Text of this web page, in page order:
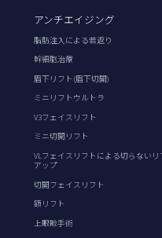
アンチエイジング
脂肪注入による若返り
幹細胞治療
眉下リフト(眉下切開)
ミニリフトウルトラ
V3フェイスリフト
ミニ切開リフト
VLフェイスリフトによる切らないリ
アップ
切開フェイスリフト
額リフト
上眼瞼手術